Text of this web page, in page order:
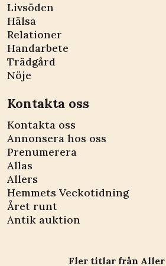
Livsöden
Hälsa
Relationer
Handarbete
Trädgård
Nöje
Kontakta oss
Kontakta oss
Annonsera hos oss
Prenumerera
Allas
Allers
Hemmets Veckotidning
Året runt
Antik auktion
Fler titlar från Aller